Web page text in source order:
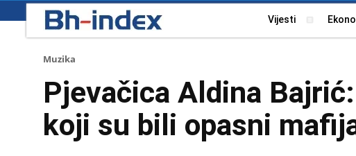
Vijesti
Muzika
Pjevačica Aldina
koji su bili opasni